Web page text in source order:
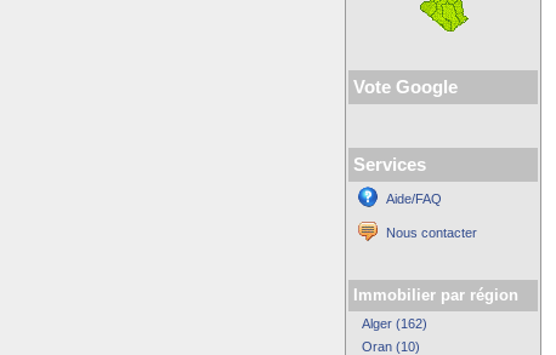
Vote Google
Services
Aide/FAQ
Nous contacter
Immobilier par région
Alger (162)
Oran (10)